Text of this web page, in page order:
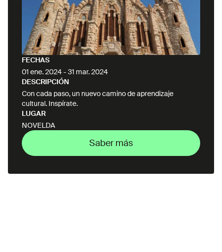
FECHAS
01 ene. 2024- 31 mar. 2024
DESCRIPCIÓN
Con cada paso, un nuevo camino de aprendizaje
cultural. Inspírate.
LUGAR
NOVELDA
Saber más